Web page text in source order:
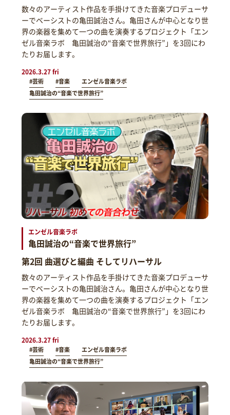
数々のアーティスト作品を手掛けてきた音楽プロデューサ
ーでベーシストの亀田誠治さん。亀田さんが中心となり世
界の楽器を集めて一つの曲を演奏するプロジェクト「エン
ゼル音楽ラボ 亀田誠治の“音楽で世界旅行”」を3回にわ
たりお届します。
2026.3.27 fri
#芸術 #音楽
エンゼル音楽ラボ
亀田誠治の“音楽で世界旅行”
エンゼル音楽ラボ
亀田誠治の“音楽で世界旅行”
第2回 曲選びと編曲 そしてリハーサル
数々のアーティスト作品を手掛けてきた音楽プロデューサ
ーでベーシストの亀田誠治さん。亀田さんが中心となり世
界の楽器を集めて一つの曲を演奏するプロジェクト「エン
ゼル音楽ラボ 亀田誠治の“音楽で世界旅行”」を3回にわ
たりお届します。
2026.3.27 fri
#芸術 #音楽
エンゼル音楽ラボ
亀田誠治の“音楽で世界旅行”